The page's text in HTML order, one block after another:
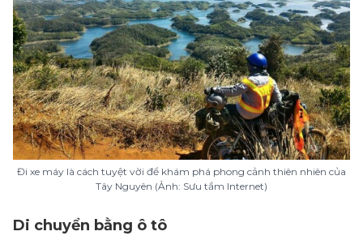
Đi xe máy là cách tuyệt vời để khám phá phong cảnh thiên nhiên của
Tây Nguyên (Ảnh: Sưu tầm Internet)
Di chuyển bằng ô tô